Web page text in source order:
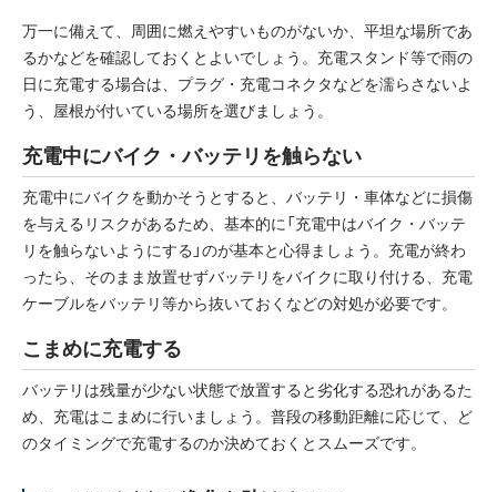
万一に備えて、周囲に燃えやすいものがないか、平坦な場所であ
るかなどを確認しておくとよいでしょう。充電スタンド等で雨の
日に充電する場合は、プラグ・充電コネクタなどを濡らさないよ
う、屋根が付いている場所を選びましょう。
充電中にバイク・バッテリを触らない
充電中にバイクを動かそうとすると、バッテリ・車体などに損傷
を与えるリスクがあるため、基本的に「充電中はバイク・バッテ
リを触らないようにする」のが基本と心得ましょう。充電が終わ
ったら、そのまま放置せずバッテリをバイクに取り付ける、充電
ケーブルをバッテリ等から抜いておくなどの対処が必要です。
こまめに充電する
バッテリは残量が少ない状態で放置すると劣化する恐れがあるた
め、充電はこまめに行いましょう。普段の移動距離に応じて、ど
のタイミングで充電するのか決めておくとスムーズです。